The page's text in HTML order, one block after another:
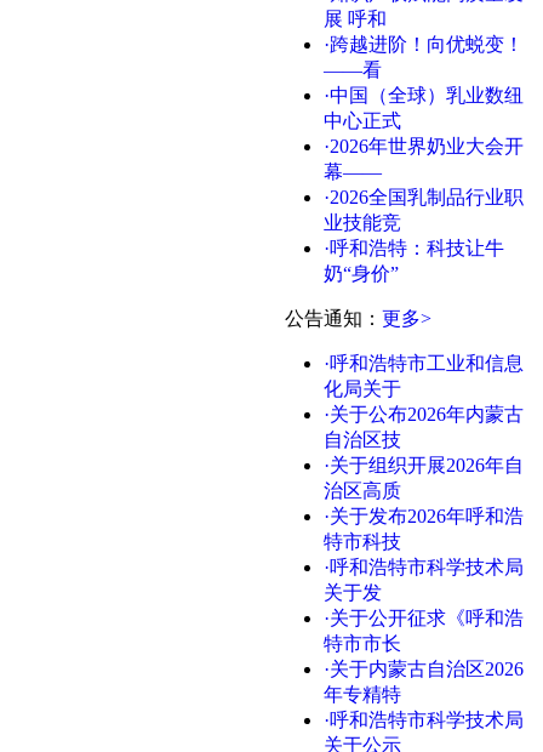
展 呼和
·跨越进阶！向优蜕变！
——看
·中国（全球）乳业数纽
中心正式
·2026年世界奶业大会开
幕——
·2026全国乳制品行业职
业技能竞
·呼和浩特：科技让牛
奶“身价”
公告通知 ： 更多>
·呼和浩特市工业和信息
化局关于
·关于公布2026年内蒙古
自治区技
·关于组织开展2026年自
治区高质
·关于发布2026年呼和浩
特市科技
·呼和浩特市科学技术局
关于发
·关于公开征求《呼和浩
特市市长
·关于内蒙古自治区2026
年专精特
·呼和浩特市科学技术局
关于公示